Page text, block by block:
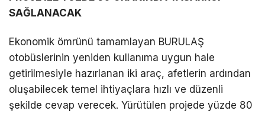
SAĞLANACAK
Ekonomik ömrünü tamamlayan BURULAŞ
otobüslerinin yeniden kullanıma uygun hale
getirilmesiyle hazırlanan iki araç, afetlerin ardından
oluşabilecek temel ihtiyaçlara hızlı ve düzenli
şekilde cevap verecek. Yürütülen projede yüzde 80